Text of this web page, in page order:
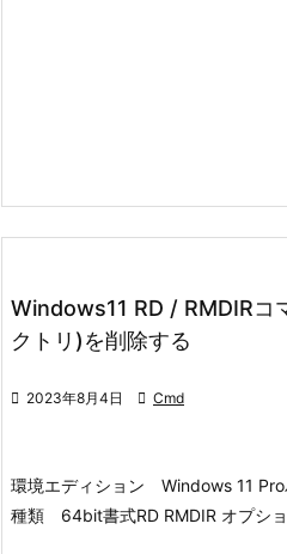
Windows11 RD / RMDIRコ
クトリ)を削除する
 2023年8月4日  Cmd
環境エディション Windows 11 Pro
種類 64bit書式RD RMDIR オプシ